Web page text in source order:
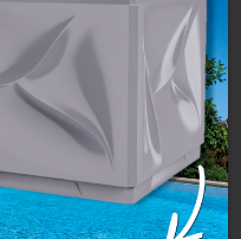
Une piscine sur mesure qui